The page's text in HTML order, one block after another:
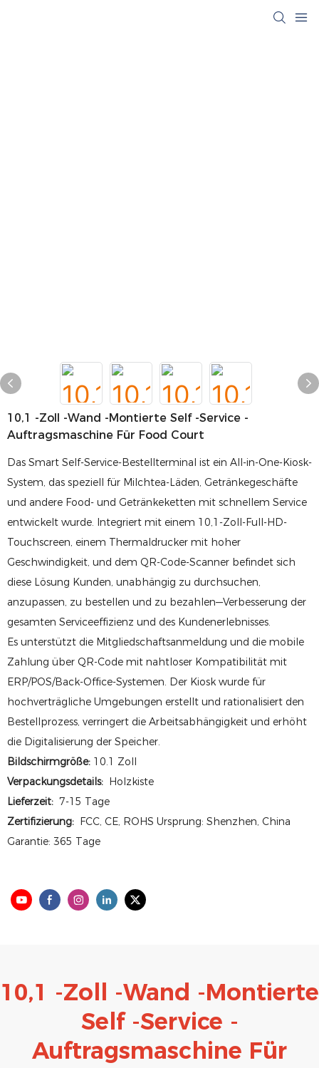
10,1 -Zoll -Wand -montierte Self -Service -
Auftragsmaschine Für Food Court
Das Smart Self-Service-Bestellterminal ist ein All-in-One-Kiosk-
System, das speziell für Milchtea-Läden, Getränkegeschäfte
und andere Food- und Getränkeketten mit schnellem Service
entwickelt wurde. Integriert mit einem 10,1-Zoll-Full-HD-
Touchscreen, einem Thermaldrucker mit hoher
Geschwindigkeit, und dem QR-Code-Scanner befindet sich
diese Lösung Kunden, unabhängig zu durchsuchen,
anzupassen, zu bestellen und zu bezahlen—Verbesserung der
gesamten Serviceeffizienz und des Kundenerlebnisses.
Es unterstützt die Mitgliedschaftsanmeldung und die mobile
Zahlung über QR-Code mit nahtloser Kompatibilität mit
ERP/POS/Back-Office-Systemen. Der Kiosk wurde für
hochverträgliche Umgebungen erstellt und rationalisiert den
Bestellprozess, verringert die Arbeitsabhängigkeit und erhöht
die Digitalisierung der Speicher.
Bildschirmgröße: 10.1 Zoll
Verpackungsdetails: Holzkiste
Lieferzeit: 7-15 Tage
Zertifizierung: FCC, CE, ROHS Ursprung: Shenzhen, China
Garantie: 365 Tage
10,1 -Zoll -Wand -montierte
Self -Service -
Auftragsmaschine Für